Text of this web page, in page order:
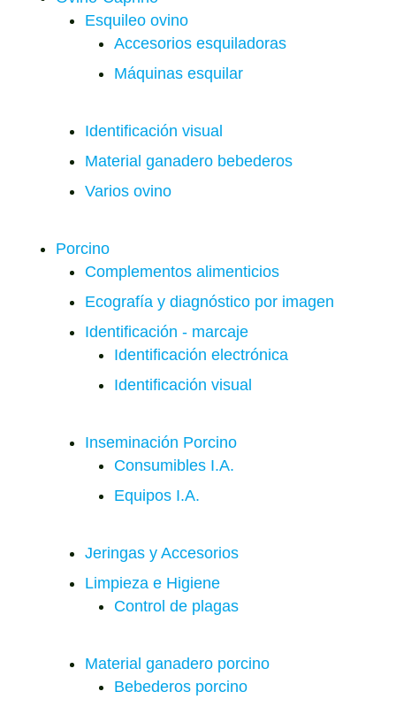
Esquileo ovino
Accesorios esquiladoras
Máquinas esquilar
Identificación visual
Material ganadero bebederos
Varios ovino
Porcino
Complementos alimenticios
Ecografía y diagnóstico por imagen
Identificación - marcaje
Identificación electrónica
Identificación visual
Inseminación Porcino
Consumibles I.A.
Equipos I.A.
Jeringas y Accesorios
Limpieza e Higiene
Control de plagas
Material ganadero porcino
Bebederos porcino